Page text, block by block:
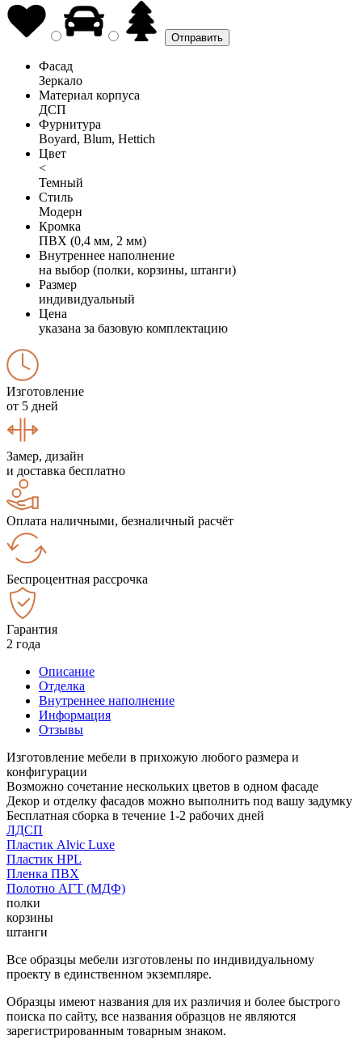
Фасад
Зеркало
Материал корпуса
ДСП
Фурнитура
Boyard, Blum, Hettich
Цвет
<
Темный
Стиль
Модерн
Кромка
ПВХ (0,4 мм, 2 мм)
Внутреннее наполнение
на выбор (полки, корзины, штанги)
Размер
индивидуальный
Цена
указана за базовую комплектацию
Изготовление
от 5 дней
Замер, дизайн
и доставка бесплатно
Оплата наличными, безналичный расчёт
Беспроцентная рассрочка
Гарантия
2 года
Описание
Отделка
Внутреннее наполнение
Информация
Отзывы
Изготовление мебели в прихожую любого размера и
конфигурации
Возможно сочетание нескольких цветов в одном фасаде
Декор и отделку фасадов можно выполнить под вашу задумку
Бесплатная сборка в течение 1-2 рабочих дней
ЛДСП
Пластик Alvic Luxe
Пластик HPL
Пленка ПВХ
Полотно АГТ (МДФ)
полки
корзины
штанги
Все образцы мебели изготовлены по индивидуальному
проекту в единственном экземпляре.
Образцы имеют названия для их различия и более быстрого
поиска по сайту, все названия образцов не являются
зарегистрированным товарным знаком.